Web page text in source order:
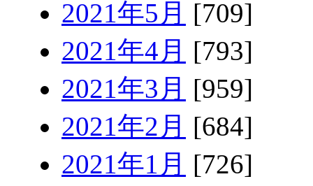
2021年5月 [709]
2021年4月 [793]
2021年3月 [959]
2021年2月 [684]
2021年1月 [726]